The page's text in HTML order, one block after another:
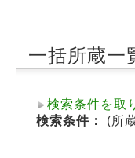
一括所蔵一
検索条件を取
検索条件：
(所